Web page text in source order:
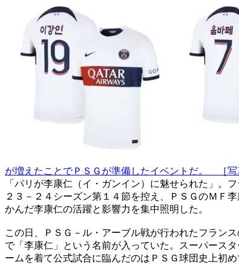
が増えたことでＰＳＧが準備したイベントだ。 ［写
「パリが李康仁（イ・ガンイン）に魅せられた」。
２３－２４シーズン第１４節を控え、ＰＳＧのＭＦ
かんだ李康仁の活躍と影響力を集中照明した。
この日、ＰＳＧ－ル・アーブル戦が行われたフラン
で「李康仁」という名前が入っていた。スーパース
ームを着て公式試合に臨んだのはＰＳＧ球団史上初め